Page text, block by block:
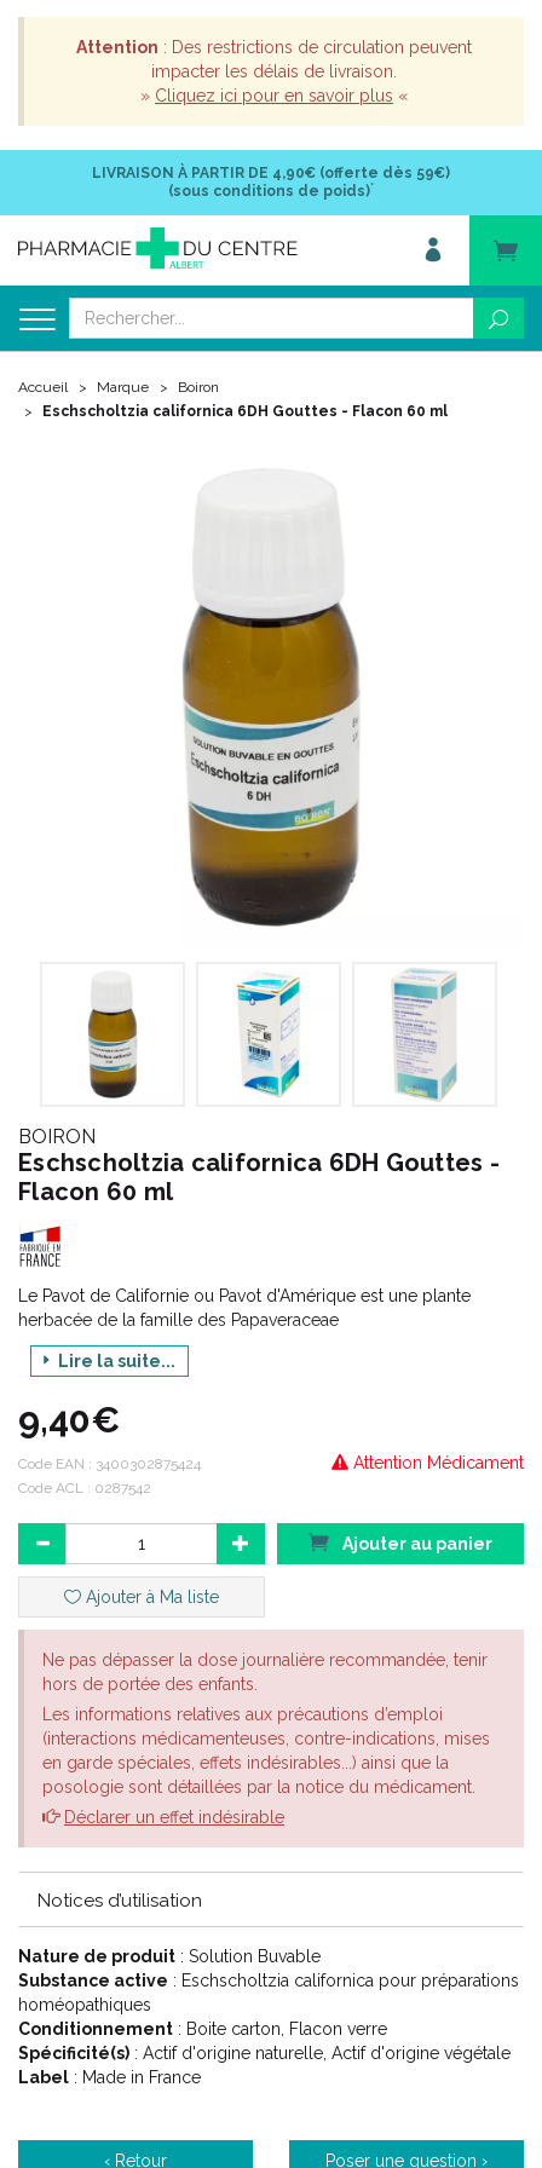
Attention : Des restrictions de circulation peuvent
impacter les délais de livraison.
» Cliquez ici pour en savoir plus «
LIVRAISON À PARTIR DE 4,90€ (offerte dès 59€)
(sous conditions de poids)*
Accueil Marque
Boiron
Eschscholtzia californica 6DH Gouttes - Flacon 60 ml
BOIRON
Eschscholtzia californica 6DH Gouttes -
Flacon 60 ml
Le Pavot de Californie ou Pavot d'Amérique est une plante
herbacée de la famille des Papaveraceae
"origine végétale"
Lire la suite...
9,40€
Attention Médicament
Code EAN : 3400302875424
Code ACL : 0287542
Ajouter au panier
Ajouter à Ma liste
Ne pas dépasser la dose journalière recommandée, tenir
hors de portée des enfants.
Les informations relatives aux précautions d’emploi
(interactions médicamenteuses, contre-indications, mises
en garde spéciales, effets indésirables...) ainsi que la
posologie sont détaillées par la notice du médicament.
Déclarer un effet indésirable
Notices d’utilisation
Nature de produit : Solution Buvable
Substance active : Eschscholtzia californica pour préparations
homéopathiques
Conditionnement : Boite carton, Flacon verre
Spécificité(s) : Actif d'origine naturelle, Actif d'origine végétale
Label : Made in France
‹ Retour Poser une question ›